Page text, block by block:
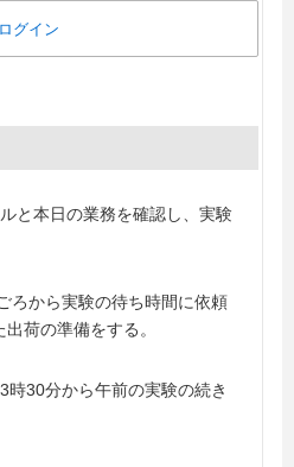
ログイン
と本日の業務を確認し、実験
ろから実験の待ち時間に依頼
荷の準備をする。
時30分から午前の実験の続き